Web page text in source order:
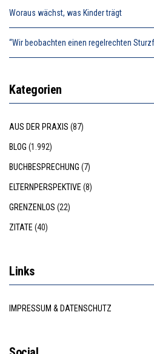
Woraus wächst, was Kinder trägt
“Wir beobachten einen regelrechten
Kategorien
AUS DER PRAXIS (87)
BLOG (1.992)
BUCHBESPRECHUNG (7)
ELTERNPERSPEKTIVE (8)
GRENZENLOS (22)
ZITATE (40)
Links
IMPRESSUM & DATENSCHUTZ